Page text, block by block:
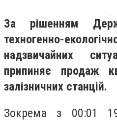
За рішенням
техногенно-
надзвичайних
припиняє продаж
залізничних станцій.
Зокрема з 00:01